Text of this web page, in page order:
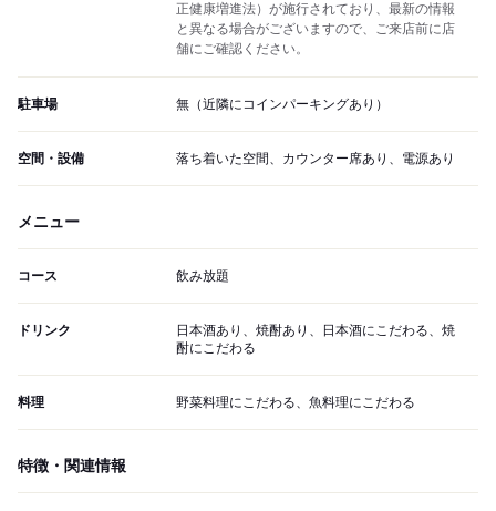
正健康増進法）が施行されており、最新の情報
と異なる場合がございますので、ご来店前に店
舗にご確認ください。
駐車場 無（近隣にコインパーキングあり）
空間・設備 落ち着いた空間、カウンター席あり、電源あり
メニュー
コース 飲み放題
ドリンク
日本酒あり、焼酎あり、日本酒にこだわる、焼
酎にこだわる
料理 野菜料理にこだわる、魚料理にこだわる
特徴・関連情報